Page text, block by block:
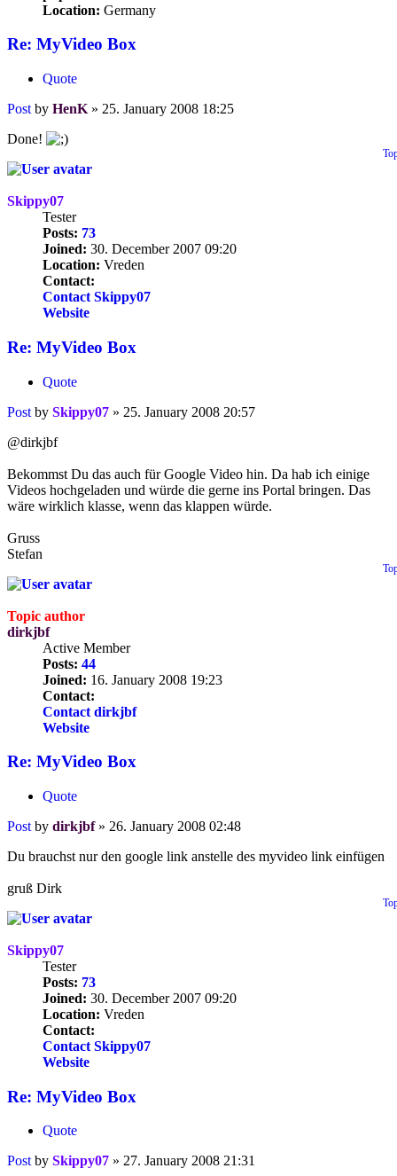
Location: Germany
Re: MyVideo Box
Quote
Post by HenK » 25. January 2008 18:25
Done!
Skippy07
Tester
Posts: 73
Joined: 30. December 2007 09:20
Location: Vreden
Contact:
Contact Skippy07
Website
Re: MyVideo Box
Quote
Post by Skippy07 » 25. January 2008 20:57
@dirkjbf
Bekommst Du das auch für Google Video hin. Da hab ich einige
Videos hochgeladen und würde die gerne ins Portal bringen. Das
wäre wirklich klasse, wenn das klappen würde.
Gruss
Stefan
Topic author
dirkjbf
Active Member
Posts: 44
Joined: 16. January 2008 19:23
Contact:
Contact dirkjbf
Website
Re: MyVideo Box
Quote
Post by dirkjbf» 26. January 2008 02:48
Du brauchst nur den google link anstelle des myvideo link einfügen
gruß Dirk
Skippy07
Tester
Posts: 73
Joined: 30. December 2007 09:20
Location: Vreden
Contact:
Contact Skippy07
Website
Re: MyVideo Box
Quote
Post by Skippy07 » 27. January 2008 21:31